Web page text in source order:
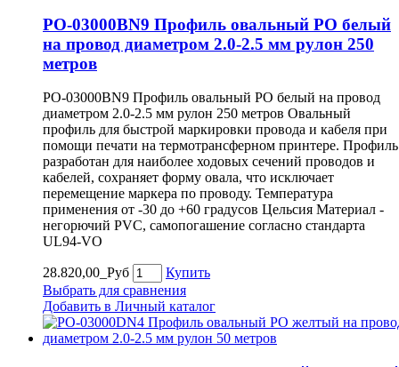
PO-03000BN9 Профиль овальный PO белый
на провод диаметром 2.0-2.5 мм рулон 250
метров
PO-03000BN9 Профиль овальный PO белый на провод
диаметром 2.0-2.5 мм рулон 250 метров Овальный
профиль для быстрой маркировки провода и кабеля при
помощи печати на термотрансферном принтере. Профиль
разработан для наиболее ходовых сечений проводов и
кабелей, сохраняет форму овала, что исключает
перемещение маркера по проводу. Температура
применения от -30 до +60 градусов Цельсия Материал -
негорючий PVC, самопогашение согласно стандарта
UL94-VO
28.820,00_Руб
Купить
Выбрать для сравнения
Добавить в Личный каталог